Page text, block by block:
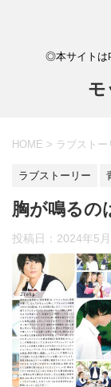
◎本サイト
モ
HOME > ラブストー
ラブストーリー
胸が鳴るの
投稿日： 2024年5